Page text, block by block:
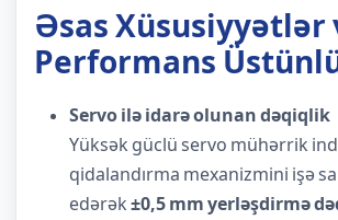
Əsas Xüsusiyyətlər
Performans
Servo ilə idarə olunan dəqiqlik
Yüksək güclü servo mühərrik
qidalandırma mexanizmini işə
edərək±0,5 mm yerləşdirmə